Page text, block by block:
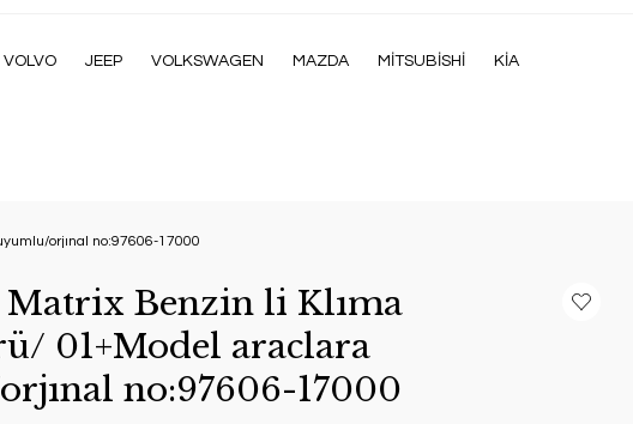
VOLVO JEEP VOLKSWAGEN MAZDA MİTSUBİSHİ KİA
orjınal no:97606-17000
Benzin li Klıma
01+Model araclara
no:97606-17000